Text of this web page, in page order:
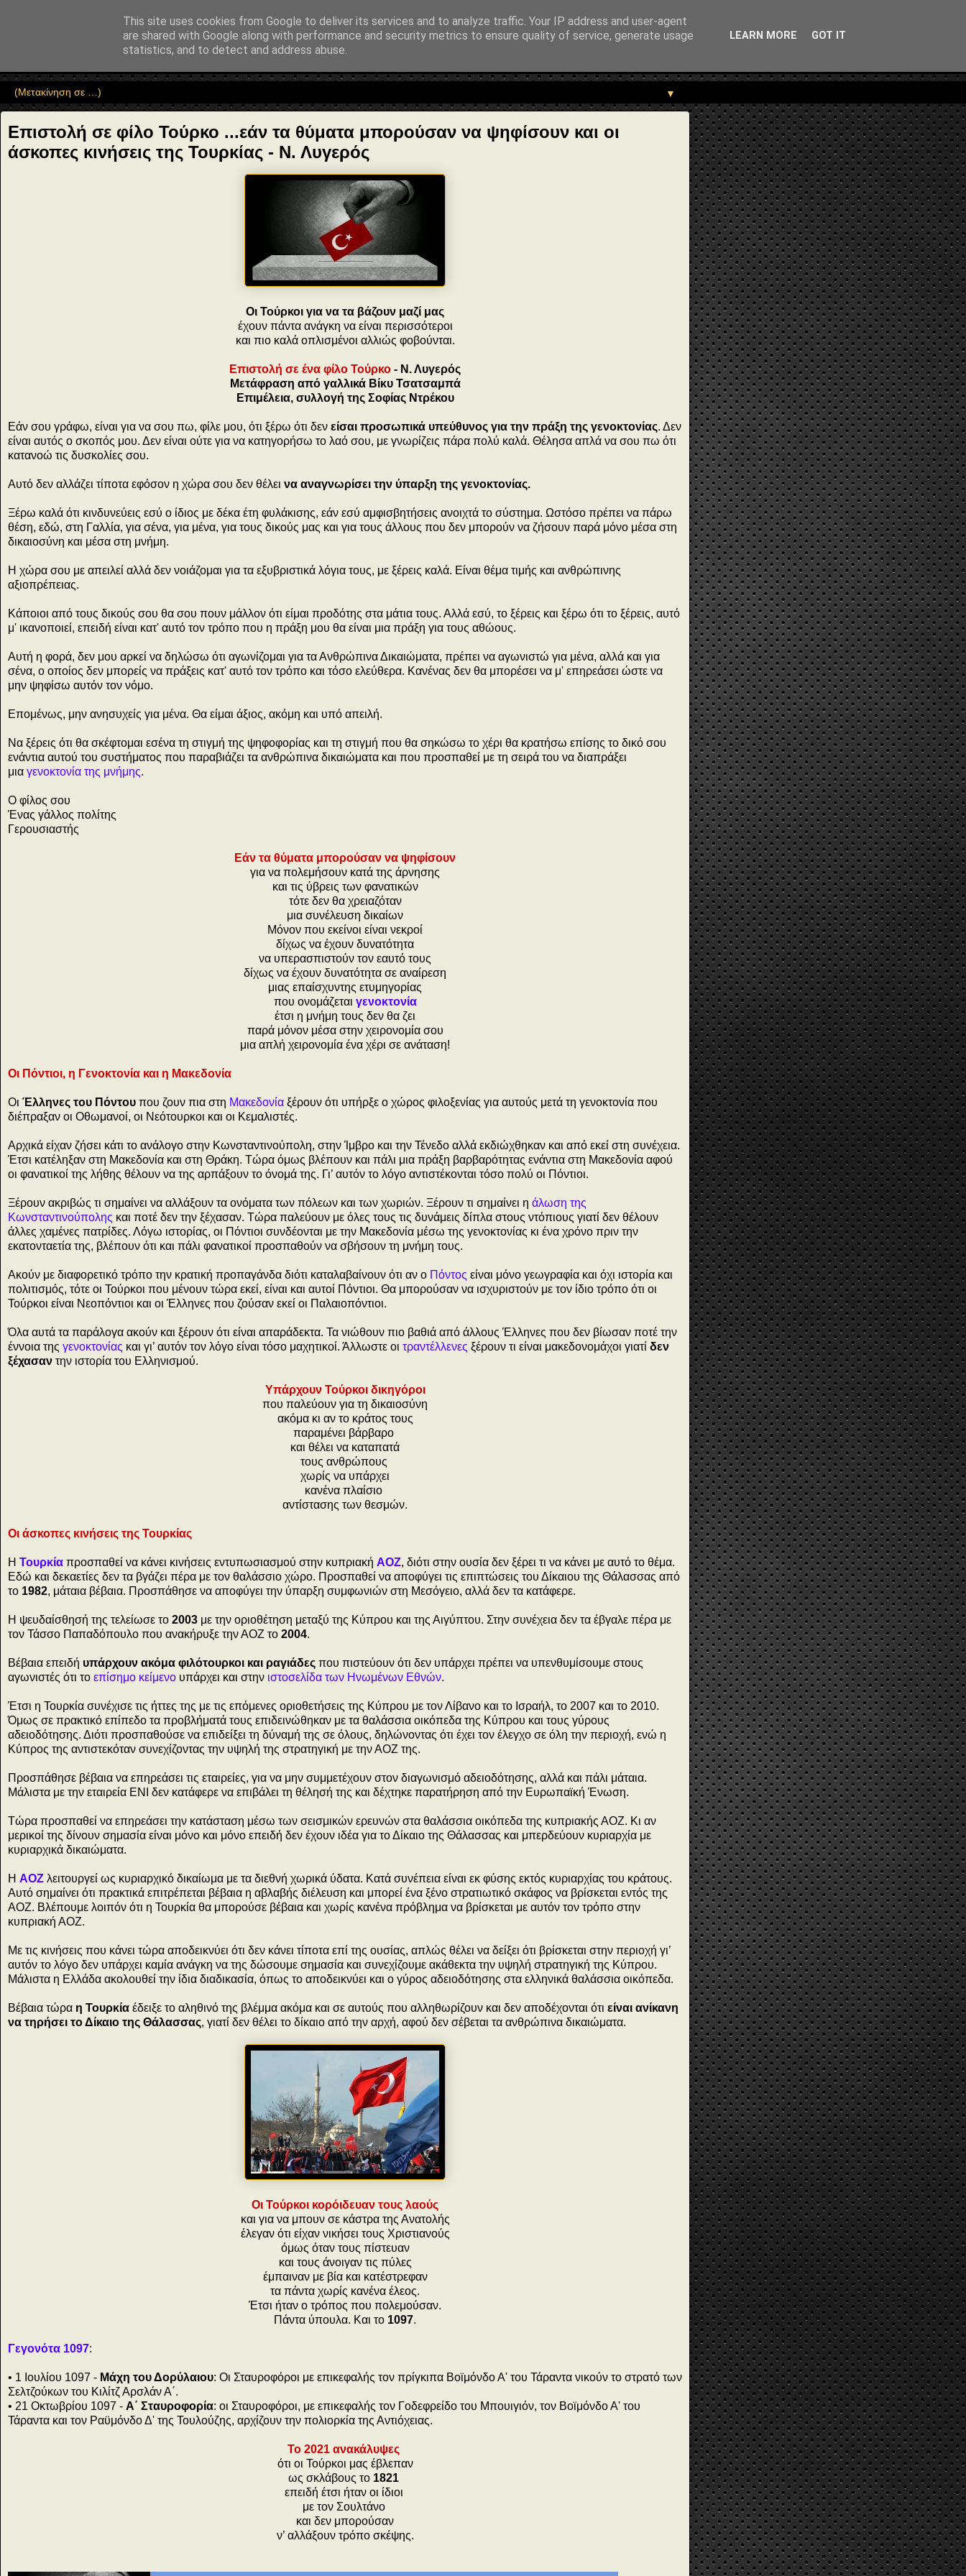
Αέναη επΑνάσταση
▼
Επιστολή σε φίλο Τούρκο ...εάν τα θύματα μπορούσαν να ψηφίσουν και οι
άσκοπες κινήσεις της Τουρκίας - Ν. Λυγερός
Οι Τούρκοι για να τα βάζουν μαζί μας
έχουν πάντα ανάγκη να είναι περισσότεροι
και πιο καλά οπλισμένοι αλλιώς φοβούνται.
Επιστολή σε ένα φίλο Τούρκο - Ν. Λυγερός
Μετάφραση από γαλλικά Βίκυ Τσατσαμπά
Επιμέλεια, συλλογή της Σοφίας Ντρέκου
Εάν σου γράφω, είναι για να σου πω, φίλε μου, ότι ξέρω ότι δεν είσαι προσωπικά υπεύθυνος για την πράξη της γενοκτονίας. Δεν
είναι αυτός ο σκοπός μου. Δεν είναι ούτε για να κατηγορήσω το λαό σου, με γνωρίζεις πάρα πολύ καλά. Θέλησα απλά να σου πω ότι
κατανοώ τις δυσκολίες σου.
Αυτό δεν αλλάζει τίποτα εφόσον η χώρα σου δεν θέλει να αναγνωρίσει την ύπαρξη της γενοκτονίας.
Ξέρω καλά ότι κινδυνεύεις εσύ ο ίδιος με δέκα έτη φυλάκισης, εάν εσύ αμφισβητήσεις ανοιχτά το σύστημα. Ωστόσο πρέπει να πάρω
θέση, εδώ, στη Γαλλία, για σένα, για μένα, για τους δικούς μας και για τους άλλους που δεν μπορούν να ζήσουν παρά μόνο μέσα στη
δικαιοσύνη και μέσα στη μνήμη.
Η χώρα σου με απειλεί αλλά δεν νοιάζομαι για τα εξυβριστικά λόγια τους, με ξέρεις καλά. Είναι θέμα τιμής και ανθρώπινης
αξιοπρέπειας.
Κάποιοι από τους δικούς σου θα σου πουν μάλλον ότι είμαι προδότης στα μάτια τους. Αλλά εσύ, το ξέρεις και ξέρω ότι το ξέρεις, αυτό
μ' ικανοποιεί, επειδή είναι κατ' αυτό τον τρόπο που η πράξη μου θα είναι μια πράξη για τους αθώους.
Αυτή η φορά, δεν μου αρκεί να δηλώσω ότι αγωνίζομαι για τα Ανθρώπινα Δικαιώματα, πρέπει να αγωνιστώ για μένα, αλλά και για
σένα, ο οποίος δεν μπορείς να πράξεις κατ' αυτό τον τρόπο και τόσο ελεύθερα. Κανένας δεν θα μπορέσει να μ' επηρεάσει ώστε να
μην ψηφίσω αυτόν τον νόμο.
Επομένως, μην ανησυχείς για μένα. Θα είμαι άξιος, ακόμη και υπό απειλή.
Να ξέρεις ότι θα σκέφτομαι εσένα τη στιγμή της ψηφοφορίας και τη στιγμή που θα σηκώσω το χέρι θα κρατήσω επίσης το δικό σου
ενάντια αυτού του συστήματος που παραβιάζει τα ανθρώπινα δικαιώματα και που προσπαθεί με τη σειρά του να διαπράξει
μια γενοκτονία της μνήμης.
Ο φίλος σου
Ένας γάλλος πολίτης
Γερουσιαστής
Εάν τα θύματα μπορούσαν να ψηφίσουν
για να πολεμήσουν κατά της άρνησης
και τις ύβρεις των φανατικών
τότε δεν θα χρειαζόταν
μια συνέλευση δικαίων
Μόνον που εκείνοι είναι νεκροί
δίχως να έχουν δυνατότητα
να υπερασπιστούν τον εαυτό τους
δίχως να έχουν δυνατότητα σε αναίρεση
μιας επαίσχυντης ετυμηγορίας
που ονομάζεται γενοκτονία
έτσι η μνήμη τους δεν θα ζει
παρά μόνον μέσα στην χειρονομία σου
μια απλή χειρονομία ένα χέρι σε ανάταση!
Οι Πόντιοι, η Γενοκτονία και η Μακεδονία
Οι Έλληνες του Πόντου που ζουν πια στη Μακεδονία ξέρουν ότι υπήρξε ο χώρος φιλοξενίας για αυτούς μετά τη γενοκτονία που
διέπραξαν οι Οθωμανοί, οι Νεότουρκοι και οι Κεμαλιστές.
Αρχικά είχαν ζήσει κάτι το ανάλογο στην Κωνσταντινούπολη, στην Ίμβρο και την Τένεδο αλλά εκδιώχθηκαν και από εκεί στη συνέχεια.
Έτσι κατέληξαν στη Μακεδονία και στη Θράκη. Τώρα όμως βλέπουν και πάλι μια πράξη βαρβαρότητας ενάντια στη Μακεδονία αφού
οι φανατικοί της λήθης θέλουν να της αρπάξουν το όνομά της. Γι’ αυτόν το λόγο αντιστέκονται τόσο πολύ οι Πόντιοι.
Ξέρουν ακριβώς τι σημαίνει να αλλάξουν τα ονόματα των πόλεων και των χωριών. Ξέρουν τι σημαίνει η άλωση της
Κωνσταντινούπολης και ποτέ δεν την ξέχασαν. Τώρα παλεύουν με όλες τους τις δυνάμεις δίπλα στους ντόπιους γιατί δεν θέλουν
άλλες χαμένες πατρίδες. Λόγω ιστορίας, οι Πόντιοι συνδέονται με την Μακεδονία μέσω της γενοκτονίας κι ένα χρόνο πριν την
εκατονταετία της, βλέπουν ότι και πάλι φανατικοί προσπαθούν να σβήσουν τη μνήμη τους.
Ακούν με διαφορετικό τρόπο την κρατική προπαγάνδα διότι καταλαβαίνουν ότι αν ο Πόντος είναι μόνο γεωγραφία και όχι ιστορία και
πολιτισμός, τότε οι Τούρκοι που μένουν τώρα εκεί, είναι και αυτοί Πόντιοι. Θα μπορούσαν να ισχυριστούν με τον ίδιο τρόπο ότι οι
Τούρκοι είναι Νεοπόντιοι και οι Έλληνες που ζούσαν εκεί οι Παλαιοπόντιοι.
Όλα αυτά τα παράλογα ακούν και ξέρουν ότι είναι απαράδεκτα. Τα νιώθουν πιο βαθιά από άλλους Έλληνες που δεν βίωσαν ποτέ την
έννοια της γενοκτονίας και γι’ αυτόν τον λόγο είναι τόσο μαχητικοί. Άλλωστε οι τραντέλλενες ξέρουν τι είναι μακεδονομάχοι γιατί δεν
ξέχασαν την ιστορία του Ελληνισμού.
Υπάρχουν Τούρκοι δικηγόροι
που παλεύουν για τη δικαιοσύνη
ακόμα κι αν το κράτος τους
παραμένει βάρβαρο
και θέλει να καταπατά
τους ανθρώπους
χωρίς να υπάρχει
κανένα πλαίσιο
αντίστασης των θεσμών.
Οι άσκοπες κινήσεις της Τουρκίας
Η Τουρκία προσπαθεί να κάνει κινήσεις εντυπωσιασμού στην κυπριακή ΑΟΖ, διότι στην ουσία δεν ξέρει τι να κάνει με αυτό το θέμα.
Εδώ και δεκαετίες δεν τα βγάζει πέρα με τον θαλάσσιο χώρο. Προσπαθεί να αποφύγει τις επιπτώσεις του Δίκαιου της Θάλασσας από
το 1982, μάταια βέβαια. Προσπάθησε να αποφύγει την ύπαρξη συμφωνιών στη Μεσόγειο, αλλά δεν τα κατάφερε.
Η ψευδαίσθησή της τελείωσε το 2003 με την οριοθέτηση μεταξύ της Κύπρου και της Αιγύπτου. Στην συνέχεια δεν τα έβγαλε πέρα με
τον Τάσσο Παπαδόπουλο που ανακήρυξε την ΑΟΖ το 2004.
Βέβαια επειδή υπάρχουν ακόμα φιλότουρκοι και ραγιάδες που πιστεύουν ότι δεν υπάρχει πρέπει να υπενθυμίσουμε στους
αγωνιστές ότι το επίσημο κείμενο υπάρχει και στην ιστοσελίδα των Ηνωμένων Εθνών.
Έτσι η Τουρκία συνέχισε τις ήττες της με τις επόμενες οριοθετήσεις της Κύπρου με τον Λίβανο και το Ισραήλ, το 2007 και το 2010.
Όμως σε πρακτικό επίπεδο τα προβλήματά τους επιδεινώθηκαν με τα θαλάσσια οικόπεδα της Κύπρου και τους γύρους
αδειοδότησης. Διότι προσπαθούσε να επιδείξει τη δύναμή της σε όλους, δηλώνοντας ότι έχει τον έλεγχο σε όλη την περιοχή, ενώ η
Κύπρος της αντιστεκόταν συνεχίζοντας την υψηλή της στρατηγική με την ΑΟΖ της.
Προσπάθησε βέβαια να επηρεάσει τις εταιρείες, για να μην συμμετέχουν στον διαγωνισμό αδειοδότησης, αλλά και πάλι μάταια.
Μάλιστα με την εταιρεία ΕΝΙ δεν κατάφερε να επιβάλει τη θέλησή της και δέχτηκε παρατήρηση από την Ευρωπαϊκή Ένωση.
Τώρα προσπαθεί να επηρεάσει την κατάσταση μέσω των σεισμικών ερευνών στα θαλάσσια οικόπεδα της κυπριακής ΑΟΖ. Κι αν
μερικοί της δίνουν σημασία είναι μόνο και μόνο επειδή δεν έχουν ιδέα για το Δίκαιο της Θάλασσας και μπερδεύουν κυριαρχία με
κυριαρχικά δικαιώματα.
Η ΑΟΖ λειτουργεί ως κυριαρχικό δικαίωμα με τα διεθνή χωρικά ύδατα. Κατά συνέπεια είναι εκ φύσης εκτός κυριαρχίας του κράτους.
Αυτό σημαίνει ότι πρακτικά επιτρέπεται βέβαια η αβλαβής διέλευση και μπορεί ένα ξένο στρατιωτικό σκάφος να βρίσκεται εντός της
ΑΟΖ. Βλέπουμε λοιπόν ότι η Τουρκία θα μπορούσε βέβαια και χωρίς κανένα πρόβλημα να βρίσκεται με αυτόν τον τρόπο στην
κυπριακή ΑΟΖ.
Με τις κινήσεις που κάνει τώρα αποδεικνύει ότι δεν κάνει τίποτα επί της ουσίας, απλώς θέλει να δείξει ότι βρίσκεται στην περιοχή γι’
αυτόν το λόγο δεν υπάρχει καμία ανάγκη να της δώσουμε σημασία και συνεχίζουμε ακάθεκτα την υψηλή στρατηγική της Κύπρου.
Μάλιστα η Ελλάδα ακολουθεί την ίδια διαδικασία, όπως το αποδεικνύει και ο γύρος αδειοδότησης στα ελληνικά θαλάσσια οικόπεδα.
Βέβαια τώρα η Τουρκία έδειξε το αληθινό της βλέμμα ακόμα και σε αυτούς που αλληθωρίζουν και δεν αποδέχονται ότι είναι ανίκανη
να τηρήσει το Δίκαιο της Θάλασσας, γιατί δεν θέλει το δίκαιο από την αρχή, αφού δεν σέβεται τα ανθρώπινα δικαιώματα.
Οι Τούρκοι κορόιδευαν τους λαούς
και για να μπουν σε κάστρα της Ανατολής
έλεγαν ότι είχαν νικήσει τους Χριστιανούς
όμως όταν τους πίστευαν
και τους άνοιγαν τις πύλες
έμπαιναν με βία και κατέστρεφαν
τα πάντα χωρίς κανένα έλεος.
Έτσι ήταν ο τρόπος που πολεμούσαν.
Πάντα ύπουλα. Και το 1097.
Γεγονότα 1097:
• 1 Ιουλίου 1097 - Μάχη του Δορύλαιου: Οι Σταυροφόροι με επικεφαλής τον πρίγκιπα Βοϊμόνδο Α' του Τάραντα νικούν το στρατό των
Σελτζούκων του Κιλίτζ Αρσλάν Α΄.
• 21 Οκτωβρίου 1097 - Α΄ Σταυροφορία: οι Σταυροφόροι, με επικεφαλής τον Γοδεφρείδο του Μπουιγιόν, τον Βοϊμόνδο Α' του
Τάραντα και τον Ραϋμόνδο Δ' της Τουλούζης, αρχίζουν την πολιορκία της Αντιόχειας.
Το 2021 ανακάλυψες
ότι οι Τούρκοι μας έβλεπαν
ως σκλάβους το 1821
επειδή έτσι ήταν οι ίδιοι
με τον Σουλτάνο
και δεν μπορούσαν
ν’ αλλάξουν τρόπο σκέψης.
This site uses cookies from Google to deliver its services and to analyze traffic. Your IP address and user-agent
are shared with Google along with performance and security metrics to ensure quality of service, generate usage
statistics, and to detect and address abuse.
LEARN MORE GOT IT